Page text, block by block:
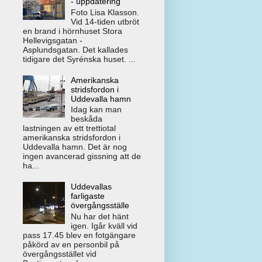
Foto Lisa Klasson.
Vid 14-tiden utbröt
en brand i hörnhuset Stora
Hellevigsgatan -
Asplundsgatan. Det kallades
tidigare det Syrénska huset. ...
Amerikanska
stridsfordon i
Uddevalla hamn
Idag kan man
beskåda
lastningen av ett trettiotal
amerikanska stridsfordon i
Uddevalla hamn. Det är nog
ingen avancerad gissning att de
ha...
Uddevallas
farligaste
övergångsställe
Nu har det hänt
igen. Igår kväll vid
pass 17.45 blev en fotgängare
påkörd av en personbil på
övergångsstället vid